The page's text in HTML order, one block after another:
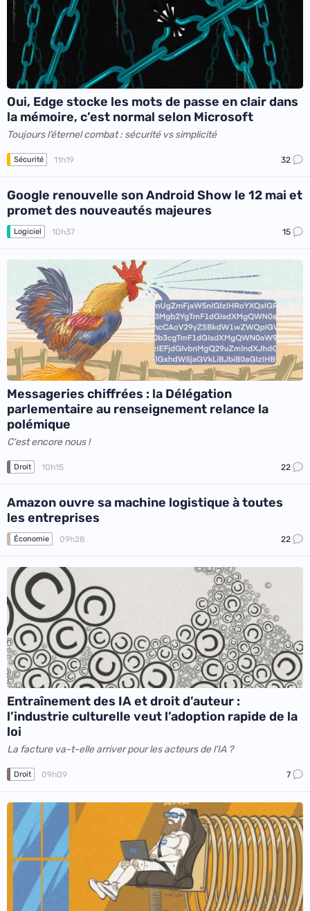
Oui, Edge stocke les mots de passe en clair dans
la mémoire, c’est normal selon Microsoft
Toujours l’éternel combat : sécurité vs simplicité
Sécurité 11h19 32
Google renouvelle son Android Show le 12 mai et
promet des nouveautés majeures
Logiciel 10h37 15
Messageries chiffrées : la Délégation
parlementaire au renseignement relance la
polémique
C'est encore nous !
Droit 10h15 22
Amazon ouvre sa machine logistique à toutes
les entreprises
Économie 09h28 22
Entraînement des IA et droit d’auteur :
l’industrie culturelle veut l’adoption rapide de la
loi
La facture va-t-elle arriver pour les acteurs de l'IA ?
Droit 09h09 7